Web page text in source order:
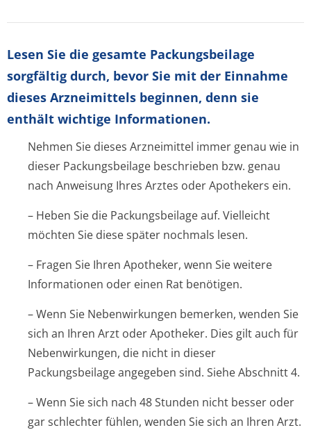
Lesen Sie die gesamte Packungsbeilage
sorgfältig durch, bevor Sie mit der Einnahme
dieses Arzneimittels beginnen, denn sie
enthält wichtige Informationen.
Nehmen Sie dieses Arzneimittel immer genau wie in
dieser Packungsbeilage beschrieben bzw. genau
nach Anweisung Ihres Arztes oder Apothekers ein.
– Heben Sie die Packungsbeilage auf. Vielleicht
möchten Sie diese später nochmals lesen.
– Fragen Sie Ihren Apotheker, wenn Sie weitere
Informationen oder einen Rat benötigen.
– Wenn Sie Nebenwirkungen bemerken, wenden Sie
sich an Ihren Arzt oder Apotheker. Dies gilt auch für
Nebenwirkungen, die nicht in dieser
Packungsbeilage angegeben sind. Siehe Abschnitt 4.
– Wenn Sie sich nach 48 Stunden nicht besser oder
gar schlechter fühlen, wenden Sie sich an Ihren Arzt.